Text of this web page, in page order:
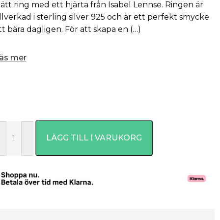
ring med ett hjärta från Isabel Lennse. Ringen är
i sterling silver 925 och är ett perfekt smycke
bära dagligen. För att skapa en (…)
mer
LÄGG TILL I VARUKORG